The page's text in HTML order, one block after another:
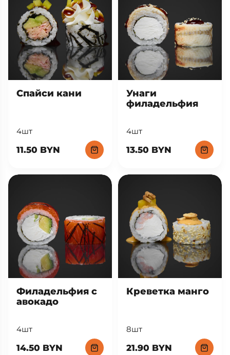
Спайси кани
4шт
11.50 BYN
Унаги
филадельфия
4шт
13.50 BYN
Филадельфия с
авокадо
4шт
14.50 BYN
Креветка манго
8шт
21.90 BYN